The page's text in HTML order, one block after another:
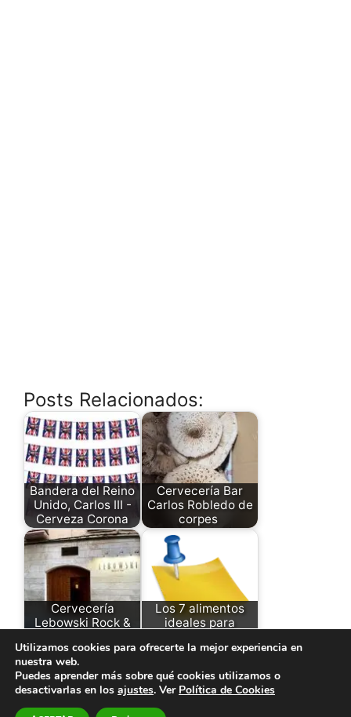
Posts Relacionados:
Bandera del Reino
Unido, Carlos III -
Cerveza Corona
Cervecería Bar
Carlos Robledo de
corpes
Cervecería
Lebowski Rock &
Los 7 alimentos
ideales para
© 2026 El Paraíso de la Cerveza -
Utilizamos cookies para ofrecerte la mejor experiencia en
nuestra web.
Puedes aprender más sobre qué cookies utilizamos o
desactivarlas en los ajustes. Ver Política de Cookies